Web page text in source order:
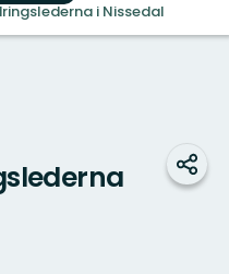
i Nissedal
Dela